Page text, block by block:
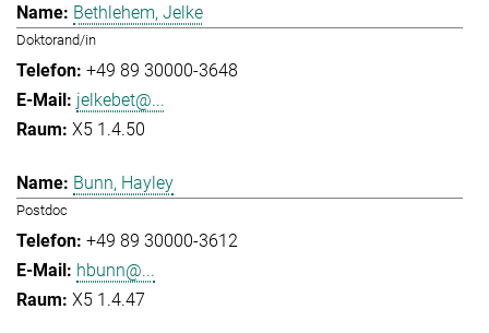
Bethlehem, Jelke
Doktorand/in
+49 89 30000-3648
jelkebet@...
X5 1.4.50
Bunn, Hayley
Postdoc
+49 89 30000-3612
hbunn@...
X5 1.4.47